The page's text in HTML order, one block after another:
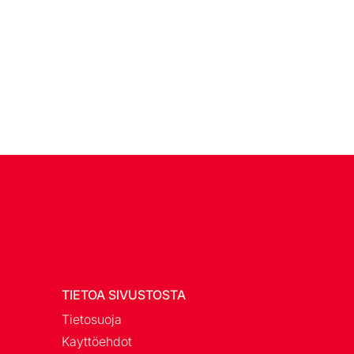
TIETOA SIVUSTOSTA
Tietosuoja
Kayttöehdot